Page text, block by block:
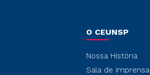
O CEUNSP
Nossa História
Sala de Imprensa